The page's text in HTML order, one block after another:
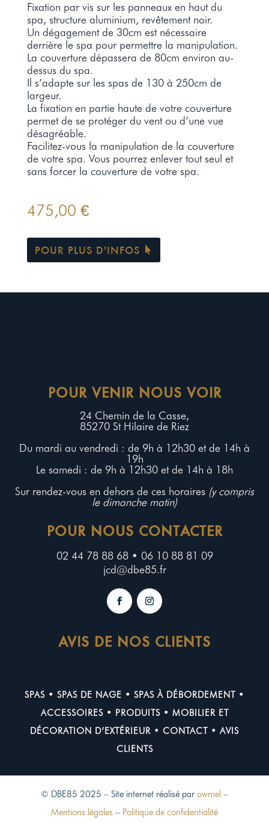
Fixation par vis sur les panneaux en haut du
spa, structure aluminium, revêtement noir.
Un dégagement de 30cm est nécessaire
derrière le spa pour permettre la manipulation.
La couverture dépassera de 80cm environ au-
dessus du spa.
Il s’adapte sur les spas de 130 à 250cm de
largeur.
La fixation en partie haute de votre couverture
permet de se protéger du vent ou d’une vue
désagréable.
Facilitez-vous la manipulation de la couverture
de votre spa. Vous pourrez enlever tout seul et
sans forcer la couverture de votre spa.
475,00 €
POUR PLUS D'INFOS
POUR VENIR NOUS VOIR
24 Chemin de la Casse,
85270 St Hilaire de Riez
Du mardi au vendredi : de 9h à 12h30 et de 14h à
19h
Le samedi : de 9h à 12h30 et de 14h à 18h
Sur rendez-vous en dehors de ces horaires (y compris
le dimanche matin)
POUR NOUS CONTACTER
02 44 78 88 68 • 06 10 88 81 09
jcd@dbe85.fr
AVIS DE NOS CLIENTS
SPAS • SPAS DE NAGE • SPAS À DÉBORDEMENT •
ACCESSOIRES• PRODUITS• MOBILIER ET
DÉCORATION D’EXTÉRIEUR • CONTACT •AVIS
CLIENTS
© DBE85 2025 – Site internet réalisé par owmel –
Mentions légales – Politique de confidentialité